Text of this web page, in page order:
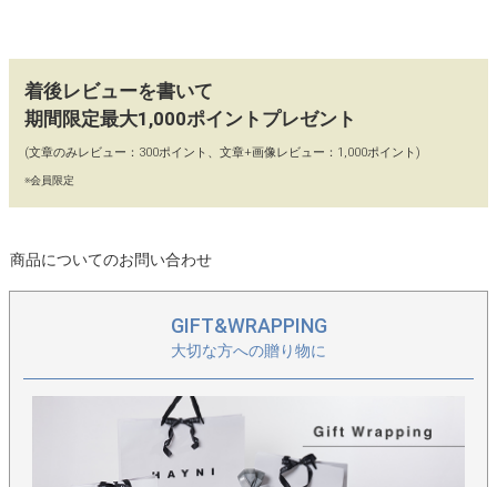
【カラー】
ブラック
＞他のポンタタシリーズはこちら
着後レビューを書いて
期間限定最大1,000ポイントプレゼント
(文章のみレビュー：300ポイント、文章+画像レビュー：1,000ポイント)
※会員限定
商品についてのお問い合わせ
GIFT&WRAPPING
大切な方への贈り物に